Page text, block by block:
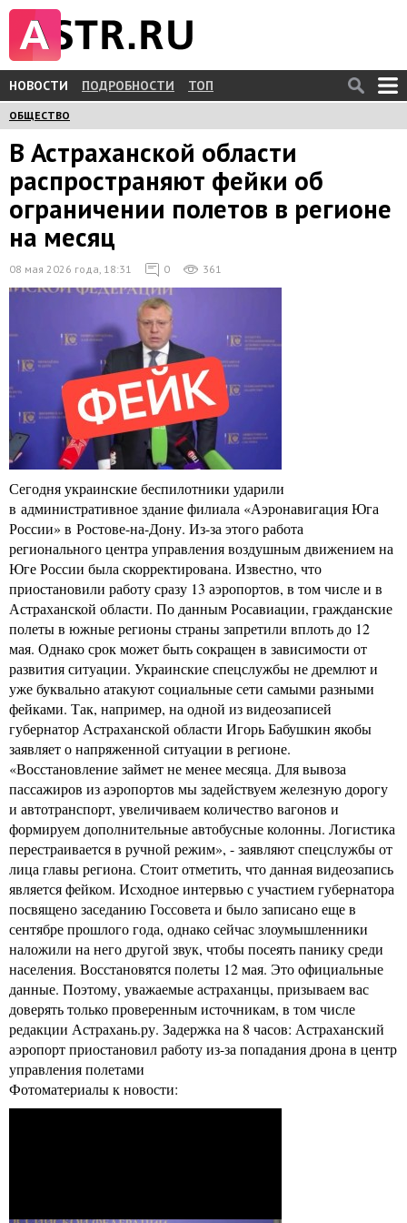
НОВОСТИ ПОДРОБНОСТИ ТОП
ОБЩЕСТВО
В Астраханской области
распространяют фейки об
ограничении полетов в регионе
на месяц
08 мая 2026 года, 18:31 0 361
Сегодня украинские беспилотники ударили
в административное здание филиала «Аэронавигация Юга
России» в Ростове-на-Дону. Из-за этого работа
регионального центра управления воздушным движением на
Юге России была скорректирована. Известно, что
приостановили работу сразу 13 аэропортов, в том числе и в
Астраханской области. По данным Росавиации, гражданские
полеты в южные регионы страны запретили вплоть до 12
мая. Однако срок может быть сокращен в зависимости от
развития ситуации. Украинские спецслужбы не дремлют и
уже буквально атакуют социальные сети самыми разными
фейками. Так, например, на одной из видеозаписей
губернатор Астраханской области Игорь Бабушкин якобы
заявляет о напряженной ситуации в регионе.
«Восстановление займет не менее месяца. Для вывоза
пассажиров из аэропортов мы задействуем железную дорогу
и автотранспорт, увеличиваем количество вагонов и
формируем дополнительные автобусные колонны. Логистика
перестраивается в ручной режим», - заявляют спецслужбы от
лица главы региона. Стоит отметить, что данная видеозапись
является фейком. Исходное интервью с участием губернатора
посвящено заседанию Госсовета и было записано еще в
сентябре прошлого года, однако сейчас злоумышленники
наложили на него другой звук, чтобы посеять панику среди
населения. Восстановятся полеты 12 мая. Это официальные
данные. Поэтому, уважаемые астраханцы, призываем вас
доверять только проверенным источникам, в том числе
редакции Астрахань.ру. Задержка на 8 часов: Астраханский
аэропорт приостановил работу из-за попадания дрона в центр
управления полетами
Фотоматериалы к новости: